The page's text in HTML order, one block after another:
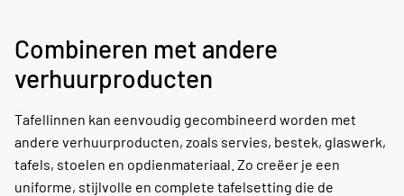
Combineren met andere
verhuurproducten
Tafellinnen kan eenvoudig gecombineerd worden met
andere verhuurproducten, zoals servies, bestek, glaswerk,
tafels, stoelen en opdienmateriaal. Zo creëer je een
uniforme, stijlvolle en complete tafelsetting die de